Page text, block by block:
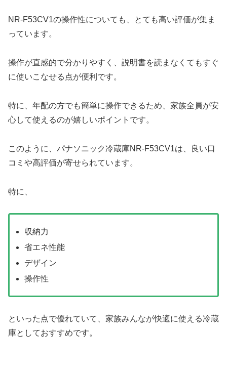
NR-F53CV1の操作性についても、とても高い評価が集ま
っています。
操作が直感的で分かりやすく、説明書を読まなくてもすぐ
に使いこなせる点が便利です。
特に、年配の方でも簡単に操作できるため、家族全員が安
心して使えるのが嬉しいポイントです。
このように、パナソニック冷蔵庫NR-F53CV1は、良い口
コミや高評価が寄せられています。
特に、
収納力
省エネ性能
デザイン
操作性
といった点で優れていて、家族みんなが快適に使える冷蔵
庫としておすすめです。